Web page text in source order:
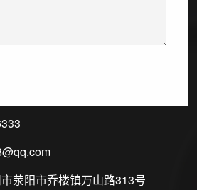
荥阳市乔楼镇万山路313号